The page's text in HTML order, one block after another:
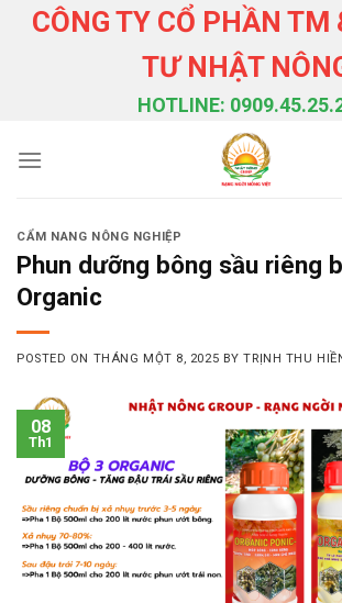
SkipCÔNG TY CỔ PHẦN TM
TƯ NHẬT
HOTLINE:
CẨM NANG NÔNG NGHIỆP
Phun dưỡng bông sầu riêng
Organic
POSTED ON THÁNG MỘT 8, 2025 BYTRỊNH THU
08
Th1